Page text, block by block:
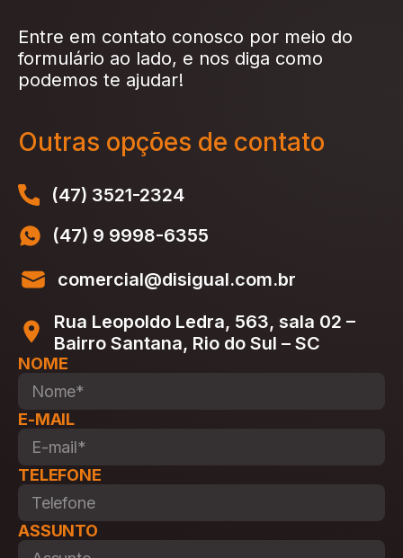
Entre em contato conosco por meio do
formulário ao lado, e nos diga como
podemos te ajudar!
Outras opções de contato
(47) 3521-2324
(47) 9 9998-6355
comercial@disigual.com.br
Rua Leopoldo Ledra, 563, sala 02 –
Bairro Santana, Rio do Sul – SC
NOME
E-MAIL
TELEFONE
ASSUNTO